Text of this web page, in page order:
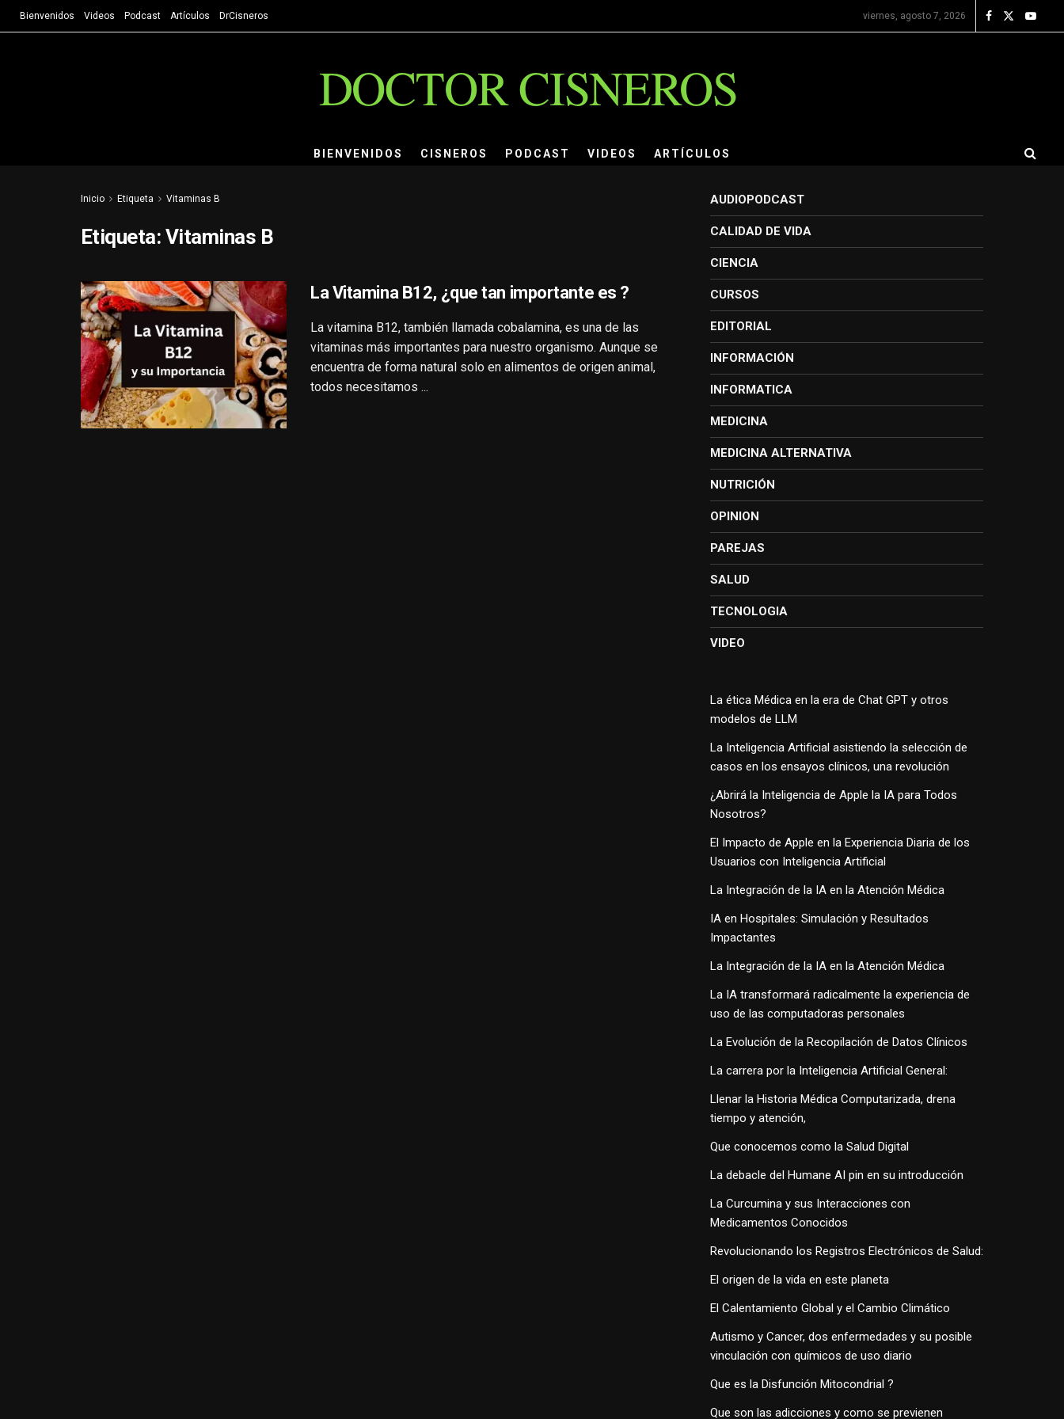
Bienvenidos Videos Podcast Artículos DrCisneros viernes, agosto 7, 2026
DOCTOR CISNEROS
BIENVENIDOS CISNEROS PODCAST VIDEOS ARTÍCULOS
Inicio Etiqueta Vitaminas B
Etiqueta: Vitaminas B
La Vitamina B12, ¿que tan importante es ?
La vitamina B12, también llamada cobalamina, es una de las
vitaminas más importantes para nuestro organismo. Aunque se
encuentra de forma natural solo en alimentos de origen animal,
todos necesitamos ...
AUDIOPODCAST
CALIDAD DE VIDA
CIENCIA
CURSOS
EDITORIAL
INFORMACIÓN
INFORMATICA
MEDICINA
MEDICINA ALTERNATIVA
NUTRICIÓN
OPINION
PAREJAS
SALUD
TECNOLOGIA
VIDEO
La ética Médica en la era de Chat GPT y otros
modelos de LLM
La Inteligencia Artificial asistiendo la selección de
casos en los ensayos clínicos, una revolución
¿Abrirá la Inteligencia de Apple la IA para Todos
Nosotros?
El Impacto de Apple en la Experiencia Diaria de los
Usuarios con Inteligencia Artificial
La Integración de la IA en la Atención Médica
IA en Hospitales: Simulación y Resultados
Impactantes
La Integración de la IA en la Atención Médica
La IA transformará radicalmente la experiencia de
uso de las computadoras personales
La Evolución de la Recopilación de Datos Clínicos
La carrera por la Inteligencia Artificial General:
Llenar la Historia Médica Computarizada, drena
tiempo y atención,
Que conocemos como la Salud Digital
La debacle del Humane AI pin en su introducción
La Curcumina y sus Interacciones con
Medicamentos Conocidos
Revolucionando los Registros Electrónicos de Salud:
El origen de la vida en este planeta
El Calentamiento Global y el Cambio Climático
Autismo y Cancer, dos enfermedades y su posible
vinculación con químicos de uso diario
Que es la Disfunción Mitocondrial ?
Que son las adicciones y como se previenen